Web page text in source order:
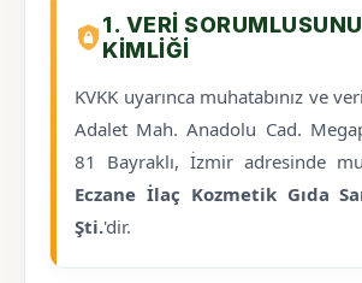
1. VERI
KIMLIĞI
KVKK uyarınca muhatabınız ve
Adalet Mah. Anadolu Cad.
81 Bayraklı, İzmir adresinde
Eczane İlaç Kozmetik Gıda
Şti.'dir.